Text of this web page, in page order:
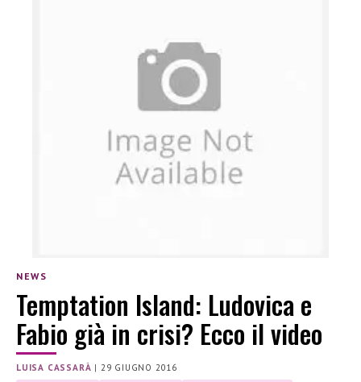
NEWS
Temptation Island: Ludovica e
Fabio già in crisi? Ecco il video
LUISA CASSARÀ | 29 GIUGNO 2016